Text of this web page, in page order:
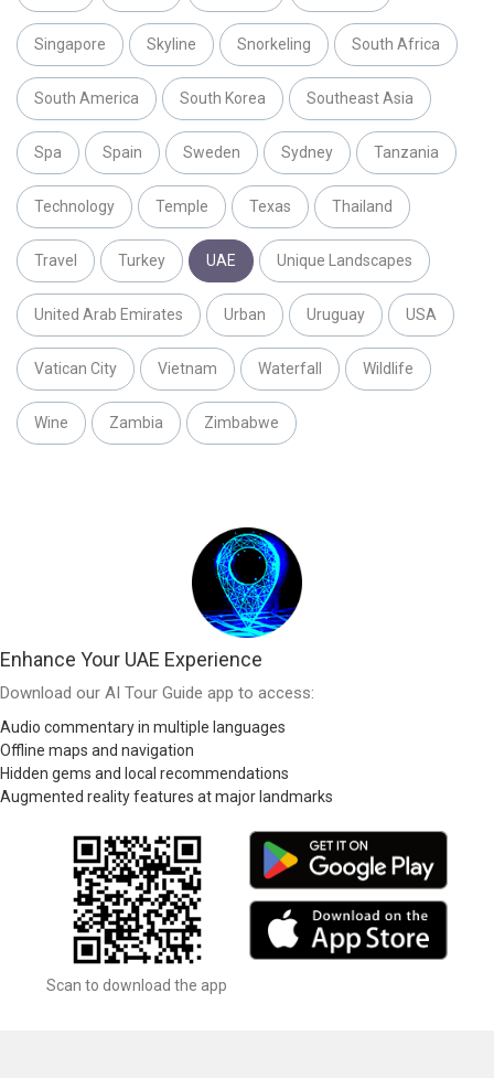
Singapore Skyline Snorkeling South Africa
South America South Korea Southeast Asia
Spa Spain Sweden Sydney Tanzania
Technology Temple Texas Thailand
Travel Turkey UAE Unique Landscapes
United Arab Emirates Urban Uruguay USA
Vatican City Vietnam Waterfall Wildlife
Wine Zambia Zimbabwe
Enhance Your UAE Experience
Download our AI Tour Guide app to access:
Audio commentary in multiple languages
Offline maps and navigation
Hidden gems and local recommendations
Augmented reality features at major landmarks
Scan to download the app